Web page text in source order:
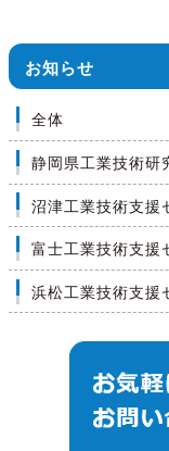
お知らせ
全体
静岡県工業技術研
沼津工業技術支援
富士工業技術支援
浜松工業技術支援